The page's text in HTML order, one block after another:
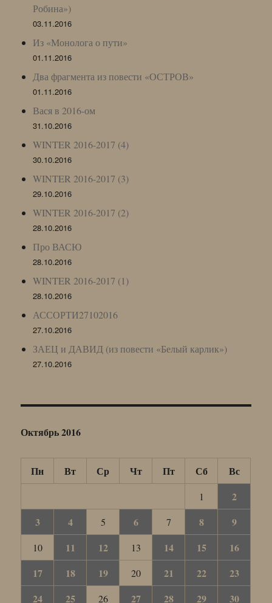
Робина»)
03.11.2016
Из «Монолога о пути»
01.11.2016
Два фрагмента из повести «ОСТРОВ»
01.11.2016
Вася в 2016-ом
31.10.2016
WINTER 2016-2017 (4)
30.10.2016
WINTER 2016-2017 (3)
29.10.2016
WINTER 2016-2017 (2)
28.10.2016
Про ВАСЮ
28.10.2016
WINTER 2016-2017 (1)
28.10.2016
АССОРТИ27102016
27.10.2016
ЗАЕЦ и ДАВИД (из повести «Белый карлик»)
27.10.2016
Октябрь 2016
Пн Вт Ср Чт Пт Сб Вс
1
2
3
4 5 6 7 8 9
10 11 12 13 14 15
16
17
18 19 20 21 22
23
24
25 26 27 28 29 30